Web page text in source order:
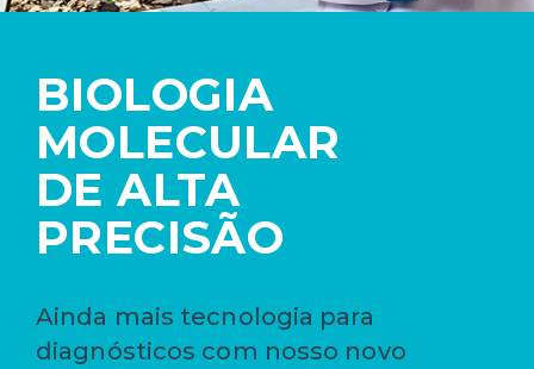
BIOLOGIA
MOLECULAR
DE ALTA
PRECISÃO
Ainda mais tecnologia para
diagnósticos com nosso novo